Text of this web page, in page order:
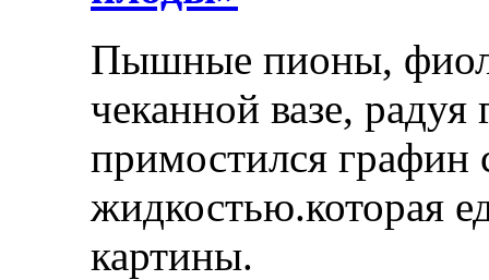
Пышные пионы,
чеканной вазе,
примостился графин
жидкостью.которая
картины.